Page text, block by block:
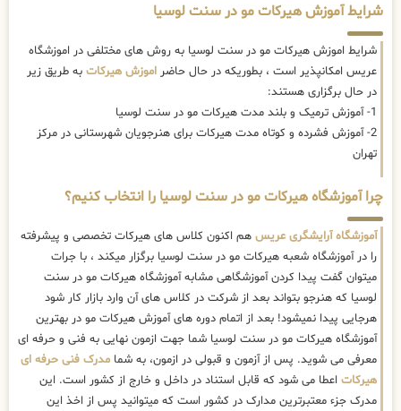
شرایط آموزش هیرکات مو در سنت لوسیا
شرایط اموزش هیرکات مو در سنت لوسیا به روش های مختلفی در اموزشگاه
عریس امکانپذیر است ، بطوریکه در حال حاضر اموزش هیرکات به طریق زیر
در حال برگزاری هستند:
1- آموزش ترمیک و بلند مدت هیرکات مو در سنت لوسیا
2- آموزش فشرده و کوتاه مدت هیرکات برای هنرجویان شهرستانی در مرکز
تهران
چرا آموزشگاه هیرکات مو در سنت لوسیا را انتخاب کنیم؟
آموزشگاه آرایشگری عریس هم اکنون کلاس های هیرکات تخصصی و پیشرفته
را در آموزشگاه شعبه هیرکات مو در سنت لوسیا برگزار میکند ، با جرات
میتوان گفت پیدا کردن آموزشگاهی مشابه آموزشگاه هیرکات مو در سنت
لوسیا که هنرجو بتواند بعد از شرکت در کلاس های آن وارد بازار کار شود
هرجایی پیدا نمیشود! بعد از اتمام دوره های آموزش هیرکات مو در بهترین
آموزشگاه هیرکات مو در سنت لوسیا شما جهت ازمون نهایی به فنی و حرفه ای
معرفی می شوید. پس از آزمون و قبولی در ازمون، به شما مدرک فنی حرفه ای
هیرکات اعطا می شود که قابل استناد در داخل و خارج از کشور است. این
مدرک جزء معتبرترین مدارک در کشور است که میتوانید پس از اخذ این